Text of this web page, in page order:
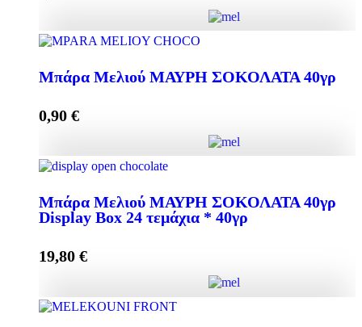
ποσότητα
Μπάρα Μελιού ΜΑΥΡΗ ΣΟΚΟΛΑΤΑ 40γρ
0,90 €
Μπάρα Μελιού ΜΑΥΡΗ ΣΟΚΟΛΑΤΑ 40γρ
Display Box 24 τεμάχια * 40γρ
19,80 €